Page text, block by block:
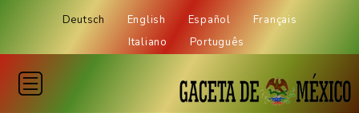
Deutsch English Español
Français
Italiano
Português